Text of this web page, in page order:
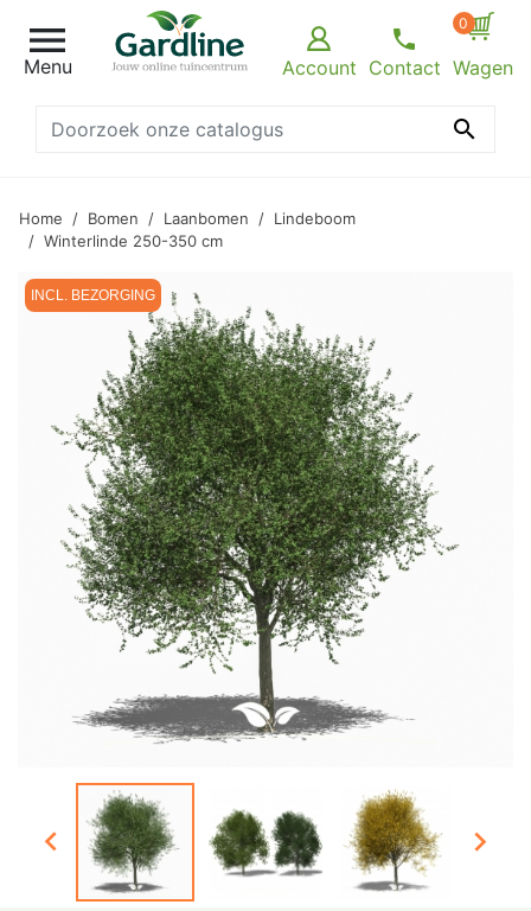

Menu Account Contact
0
Wagen

Home Bomen Laanbomen
Lindeboom
Winterlinde 250-350 cm
INCL. BEZORGING
 